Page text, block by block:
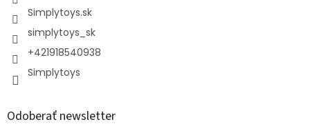
Simplytoys.sk
simplytoys_sk
+421918540938
Simplytoys
Odoberať newsletter